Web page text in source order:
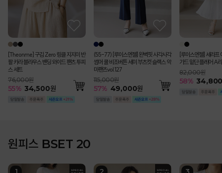
[Theonme] 구김 Zero 링클 지지미 반
팔 카라 블라우스 밴딩 와이드 팬츠 투피
스 세트
76,000원
55% 34,500원
(55-77) [루이스엔젤] 완벽핏 사각사각
썸머 쿨 비조버튼 세미 부츠컷 슬랙스 악
마팬츠vol.127
115,000원
57% 49,000원
[루이스엔젤] 세라프
가드 밑단 플레어 A
82,000원
58%
원피스 BSET 20